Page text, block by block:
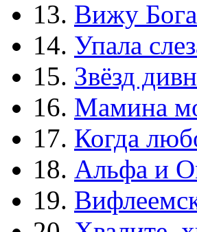
13. Вижу
14. Упала
15. Звёзд
16. Мамина
17. Когда
18. Альфа и
19.